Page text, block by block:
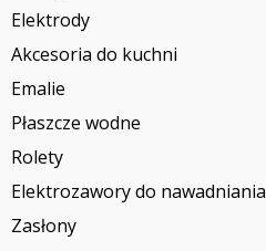
Elektrody
Akcesoria do kuchni
Emalie
Płaszcze wodne
Rolety
Elektrozawory do nawadniania
Zasłony